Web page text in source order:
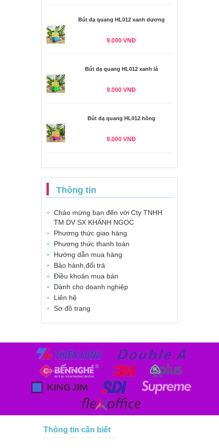
Bút dạ quang HL012 xanh dương
9.000 VNĐ
Bút dạ quang HL012 xanh lá
9.000 VNĐ
Bút dạ quang HL012 hồng
9.000 VNĐ
Thông tin
Chào mừng bạn đến với Cty TNHH
TM DV SX KHÁNH NGỌC
Phương thức giao hàng
Phương thức thanh toán
Hướng dẫn mua hàng
Bảo hành,đổi trả
Điều khoản mua bán
Dành cho doanh nghiệp
Liên hệ
Sơ đồ trang
Thông tin cần biết